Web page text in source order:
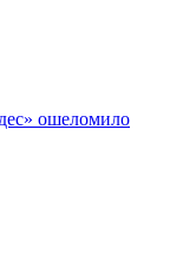
ошеломило